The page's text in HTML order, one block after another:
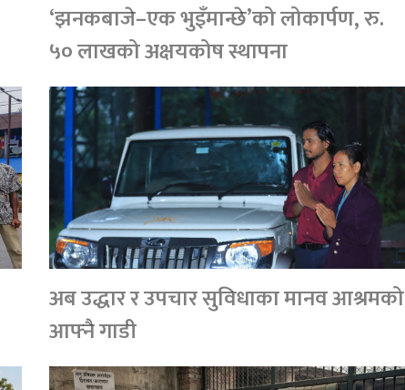
‘झनकबाजे–एक भुइँमान्छे’को लोकार्पण, रु.
५० लाखको अक्षयकोष स्थापना
अब उद्धार र उपचार सुविधाका मानव आश्रमको
आफ्नै गाडी